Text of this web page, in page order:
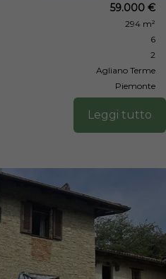
59.000 €
294 m²
6
2
Agliano Terme
Piemonte
Leggi tutto